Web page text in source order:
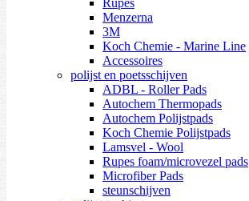
Menzerna
3M
Koch Chemie - Marine Line
Accessoires
polijst en poetsschijven
ADBL - Roller Pads
Autochem Thermopads
Autochem Polijstpads
Koch Chemie Polijstpads
Lamsvel - Wool
Rupes foam/microvezel pads
Microfiber Pads
steunschijven